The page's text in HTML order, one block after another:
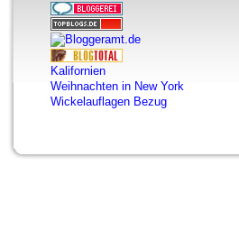
Kalifornien
Weihnachten in New York
Wickelauflagen Bezug